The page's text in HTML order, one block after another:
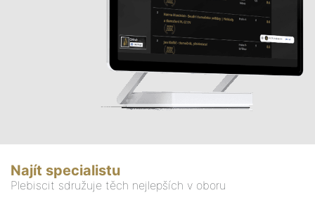
Najít specialistu
Plebiscit sdružuje těch nejlepších v oboru